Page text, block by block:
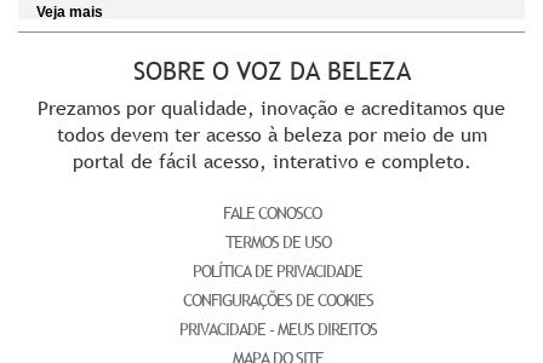
Veja mais
SOBRE O VOZ DA BELEZA
Prezamos por qualidade, inovação e acreditamos que
todos devem ter acesso à beleza por meio de um
portal de fácil acesso, interativo e completo.
FALE CONOSCO
TERMOS DE USO
POLÍTICA DE PRIVACIDADE
CONFIGURAÇÕES DE COOKIES
PRIVACIDADE - MEUS DIREITOS
MAPA DO SITE